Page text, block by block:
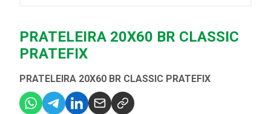
PRATELEIRA 20X60 BR CLASSIC
PRATEFIX
PRATELEIRA 20X60 BR CLASSIC PRATEFIX